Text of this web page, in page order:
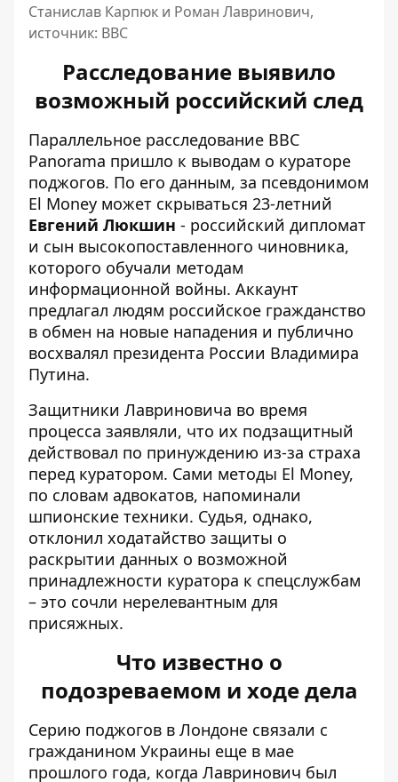
Станислав Карпюк и Роман Лавринович,
источник: ВВС
Расследование выявило
возможный российский след
Параллельное расследование BBC
Panorama пришло к выводам о кураторе
поджогов. По его данным, за псевдонимом
El Money может скрываться 23-летний
Евгений Люкшин - российский дипломат
и сын высокопоставленного чиновника,
которого обучали методам
информационной войны. Аккаунт
предлагал людям российское гражданство
в обмен на новые нападения и публично
восхвалял президента России Владимира
Путина.
Защитники Лавриновича во время
процесса заявляли, что их подзащитный
действовал по принуждению из-за страха
перед куратором. Сами методы El Money,
по словам адвокатов, напоминали
шпионские техники. Судья, однако,
отклонил ходатайство защиты о
раскрытии данных о возможной
принадлежности куратора к спецслужбам
– это сочли нерелевантным для
присяжных.
Что известно о
подозреваемом и ходе дела
Серию поджогов в Лондоне связали с
гражданином Украины еще в мае
прошлого года, когда Лавринович был